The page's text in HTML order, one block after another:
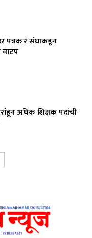
पत्रकार संघाकडून
वाटप
अधिक शिक्षक पदांची